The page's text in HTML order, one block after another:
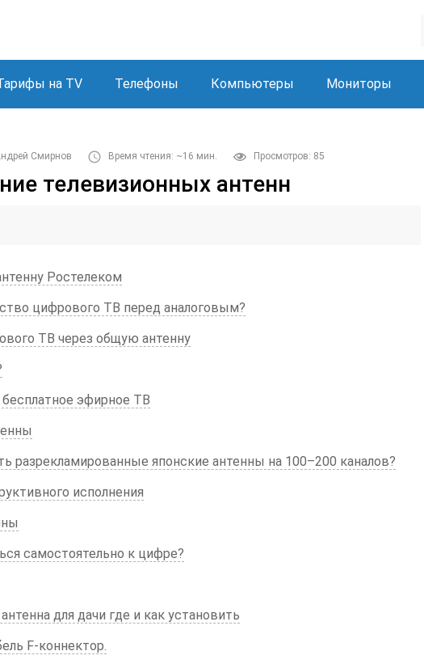
на TV Телефоны Компьютеры Мониторы
Смирнов Время чтения: ~16 мин. Просмотров: 85
телевизионных антенн
Ростелеком
цифрового ТВ перед аналоговым?
ТВ через общую антенну
эфирное ТВ
разрекламированные японские антенны на 100–200 каналов?
исполнения
самостоятельно к цифре?
для дачи где и как установить
F-коннектор.